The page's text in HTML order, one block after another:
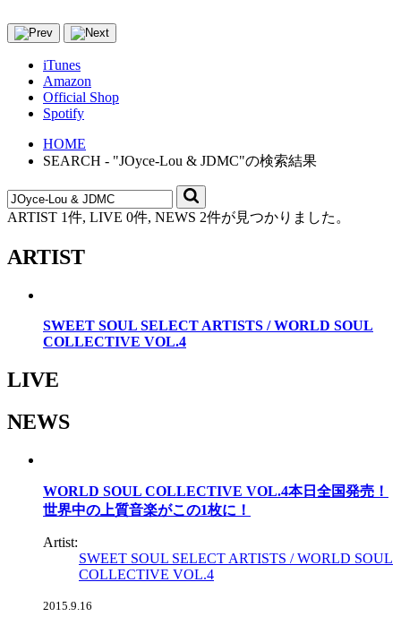
iTunes
Amazon
Official Shop
Spotify
HOME
SEARCH - "JOyce-Lou & JDMC"の検索結果
ARTIST 1件, LIVE 0件, NEWS 2件が見つかりました。
ARTIST
SWEET SOUL SELECT ARTISTS / WORLD SOUL
COLLECTIVE VOL.4
LIVE
NEWS
WORLD SOUL COLLECTIVE VOL.4本日全国発売！
世界中の上質音楽がこの1枚に！
Artist:
SWEET SOUL SELECT ARTISTS / WORLD SOUL
COLLECTIVE VOL.4
2015.9.16